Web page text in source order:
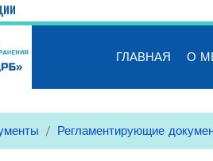
ГЛАВНАЯ О
Регламентирующие